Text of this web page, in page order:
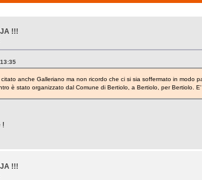
!!!
anche Galleriano ma non ricordo che ci si sia soffermato in modo
è stato organizzato dal Comune di Bertiolo, a Bertiolo, per Bertiolo.
!
!!!